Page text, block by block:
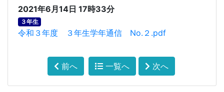
2021年6月14日 17時33分
３年生
令和３年度 ３年生学年通信 No.２.pdf
前へ 一覧へ 次へ